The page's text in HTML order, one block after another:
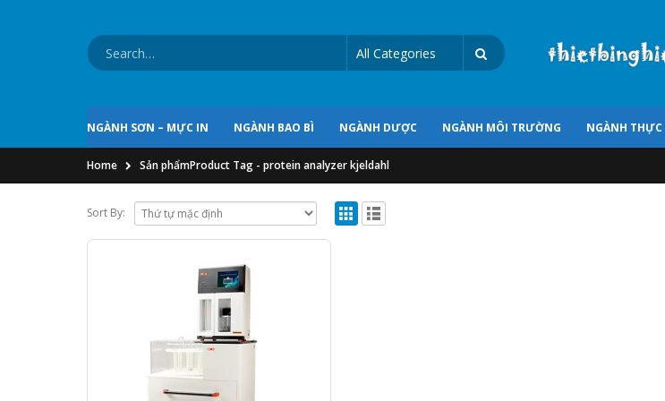
NGÀNH SƠN – MỰC IN NGÀNH BAO BÌ NGÀNH DƯỢC NGÀNH MÔI TRƯỜNG NGÀNH THỰC
Home Sản phẩmProduct Tag - protein analyzer kjeldahl
Sort By: